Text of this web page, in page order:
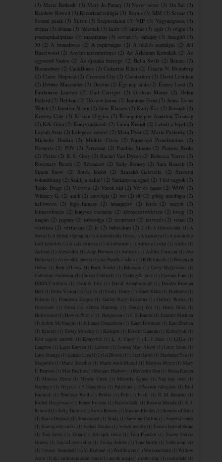
(3) Marie Rutkoski (3) Mary Jo Putney (3) Never never (3) On Sai (3)
Rainbow Rowell (3) Razorland trilógia (3) Royals (3) SJM (3) Scolar (3)
Semmi pánik (3) Silber (3) Szépirodalmi (3) VIP (3) Vágymágusok (3)
dráma (3) démon (3) idézetek (3) kalóz (3) kihívás (3) nyár (3) origin (3)
posztapokaliptikus (3) rasszizmus (3) savant (3) sárkány (3) önsegítő (3)
50 (2) A bronzlovas (2) A papírmágus (2) A túlélés szabályai (2) Ali
Hazelwood (2) Anyám teremtményei (2) Az Arkánum Krónikák (2) Az
egyszerű Vadon (2) Az éjszaka hercege (2) Bella Swift (2) Benina (2)
Bloomsbury (2) Cat&Bones (2) Catherine Rider (2) Charlie N. Holmberg
(2) Claire Shipman (2) Crescent City (2) Csontszüret (2) David Levithan
(2) Debbie Macomber (2) Decens (2) Egy nap talán (2) Emery Lord (2)
Fairbourne kvartett (2) Gail Carriger (2) Graham Moore (2) Helen
Pollard (2) Helikon (2) Hó mint hamu (2) Jeaniene Frost (2) Jenna Evans
Welch (2) Jennifer Niven (2) Julie Klassen (2) Katty Kay (2) Kossuth (2)
Kresley Cole (2) Kristan Higgins (2) Krumplihéjpite ​Irodalmi Társaság
(2) Kék Gém (2) Könyvvadászok (2) Laura Kneidl (2) Lehull a lepel (2)
Leylah Attar (2) Lélegezz velem! (2) Mara Dyer (2) Marie Pavlenko (2)
Michelle Hodkin (2) Midlife Crisis (2) Napernyő Protektorátus (2)
Nemezis (2) POV (2) Partvonal (2) Paullina Simons (2) Pioneer Books
(2) Párizs (2) R. S. Grey (2) Rachel Van Dyken (2) Rebecca Yarros (2)
Rosemary Beach (2) Rózsakert (2) Sally Rooney (2) Sara Raasch (2)
Simon Snow
(2) Sorok között (2) Szaszkó Gabriella (2)
Szeretni
bolondulásig (2) Szállj a dallal! (2) Sárkánycsalogató (2) Tiéd vagyok (2)
Tonke Dragt (2) Victoria (2) Várok rád (2) Vér és hamu (2) WOW (2)
Whitney G. (2) antik (2) antológia (2) bor (2) díj (2) görög mitológia (2)
halloween (2) high fantasy (2) hónapzáró (2) ikrek (2) interjú (2)
klímaváltozás (2) könyves esemény (2) környezetvédelem (2) lovag (2)
magán (2) pagony (2) rabszolga (2) természet (2) tervezés (2) vonat (2)
várólista (2) vérfarkas (2) ír (2) önbizalom (2) 2 (1) A Gibson-fiúk (1) A
Szem (1) A férfiak végnapjai (1) A kalózkirály lánya (1) A kiskutya (1) A madár és a
kard krónikái
(1) A szív ritmusa (1) A ​kárhozott (1) Adriana Locke (1) Afrika
(1)
Akkord
(1) Alexandra (1) Amy Harmon (1) Animus (1) Ashley Carrigan (1) Ava
Dellaira (1) Az ezredik emelet (1) Az éhezők viadala (1) BTK húsvét (1) Bessenyei
Gábor
(1) Beth O'Leary (1) Book Kiadó (1) Bűnösök (1) Casey McQuiston
(1)
Catherine Anderson
(1) Christi Caldwell (1) Cselenyák Imre (1) Csernus Imre
(1)
DIMILY-trilógia
(1) Dash és Lily (1) David Attenborough (1) Deirdre Riordan
Hall
(1) Delta Vision (1) Egy fo (1) Emily Henry (1) Fehér Klára (1) Fireborne (1)
Folsom
(1) Francesca Zappia (1) Gallay-Nagy Krisztina (1) Gallery Books
(1)
Greycourt
(1) Grisa (1) Helena Hunting (1) Hercegi kör (1) Hercz Júlia
(1)
Hollywood
(1) How to Ruin (1)J. Bengtsson (1)J. D. Barrett (1) Jennifer Mathieu
(1)Judith McNaught (1)Julianne Donaldson (1) Karen Fortunati (1) Kate Eberlen
(1) Kinizsi (1) Kirsty Moseley (1) Kiskapu (1) Kristin Hannah (1) Kulcslyuk
(1)
Kód csajok satöbbi
(1) Könyvhét (1) L. A. Casey (1) L. J. Shen (1) LOL+
(1)
Langton
(1) Leisa Rayven (1) Lettero (1) Louisa May Alcott (1) Lucy Score
(1)
Lucy Strange (1) Lukács Liza (1) Lylia Bloom (1) Lúzer Rádió (1) Madarász Éva (1)
Magnólia
(1) Marie Benedict (1) Marie-Aude Murail (1) Marissa Meyer (1) Mary
E. Pearson
(1) Max Brallier (1) Melanie Harlow (1) Mercedes Ron (1) Mona Kasten
(1) Monica Hesse (1) Mystic Creek (1) Mészöly Ágnes (1) Nap nap után
(1)
Naphegy
(1) Negin (1) P. Dangelico (1) Palatinus (1) Passion válogatás (1) Paul
Rudnick
(1) Penelope Ward (1) Publio (1) Pult (1) Püski (1) R. M. Romero
(1)
Rachel Higginson
(1) Renee Ericson (1) Rontásűzők (1) Rosaria Munda (1) S. J.
Kincaid
(1) Sally Thorne (1) Sarina Bowen (1) Simone Elkeles (1) Sinners of Saint
(1) Stacia Deutsch (1) Starcrossed (1) Study (1) Suzanne Collins (1) Szeretni nehéz
(1) Szunnyadó parázs (1) Szélesi Sándor (1) Szívek testőre (1)Tamara Ireland Stone
(1) Tara Sivec (1) Titan (1) Tolvajok ​tánca (1) Tom Fletcher (1) Tracey Garvis
Graves
(1) Tricia Levenseller (1) Trisha Ashley (1) True North (1) Több mint víz
(1) Utóirat: Szeretlek! (1) Vi Keeland (1) Wallflowers (1) Westmoreland (1) Willow
Aster
(1) aki unikornis akart lenni (1) anyák napja (1) arab világ (1)csokoládé (1)